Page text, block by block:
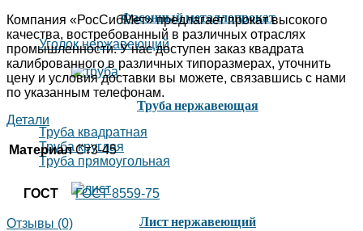
Фасонный металлопрокат
Уголок нержавеющий
Труба нержавеющая
Труба квадратная
Труба круглая
Труба прямоугольная
Лист нержавеющий
Компания «РосСибМет» предлагает прокат высокого
качества, востребованный в различных отраслях
промышленности. У нас доступен заказ квадрата
калиброванного в различных типоразмерах, уточнить
цену и условия доставки вы можете, связавшись с нами
по указанным телефонам.
Детали
Материал Ст3-45
ГОСТ ГОСТ 8559-75
Отзывы (0)